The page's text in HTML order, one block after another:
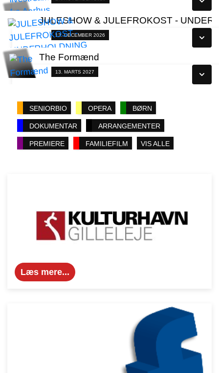
Se alle dage
JULESHOW & JULEFROKOST -
13. DECEMBER 2026Fra 13.12.2026
Se alle dage
The Formænd
13. MARTS 2027
Se alle dage
Læs mere
SENIORBIO OPERA BØRN
DOKUMENTAR ARRANGEMENTER
PREMIERE FAMILIEFILM VIS ALLE
Læs mere...